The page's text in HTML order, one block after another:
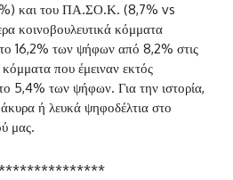
και του ΠΑ.ΣΟ.Κ. (8,7% vs
κοινοβουλευτικά κόμματα
16,2% των ψήφων από 8,2% στις
που έμειναν εκτός
5,4% των ψήφων. Για την ιστορία,
ή λευκά ψηφοδέλτια στο
μας.